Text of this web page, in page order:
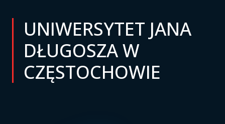
UNIWERSYTET JANA
DŁUGOSZA W
CZĘSTOCHOWIE